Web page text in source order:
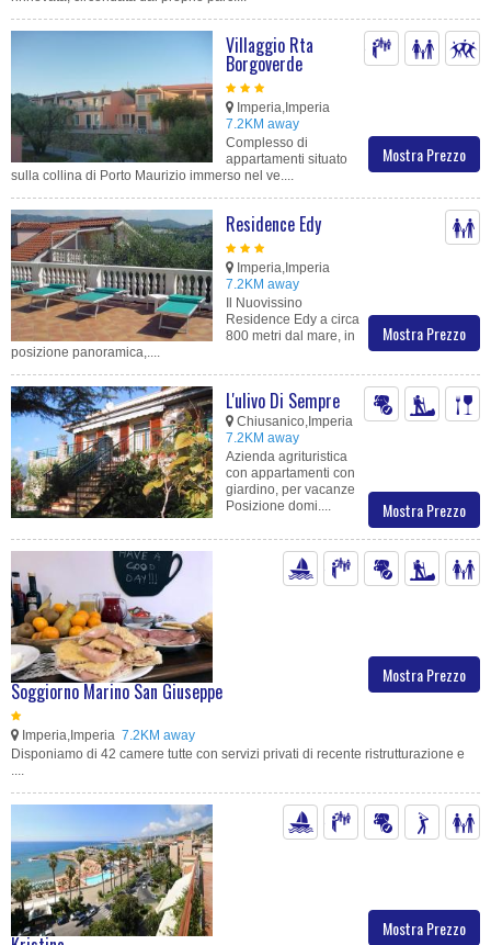
Mostra Prezzo
Villaggio Rta
Borgoverde
Imperia,Imperia
7.2KM away
Complesso di
appartamenti situato
sulla collina di Porto Maurizio immerso nel ve....
Mostra Prezzo
Residence Edy
Imperia,Imperia
7.2KM away
Il Nuovissino
Residence Edy a circa
800 metri dal mare, in
posizione panoramica,....
Mostra Prezzo
L'ulivo Di Sempre
Chiusanico,Imperia
7.2KM away
Azienda agrituristica
con appartamenti con
giardino, per vacanze
Posizione domi....
Mostra Prezzo
Soggiorno Marino San Giuseppe
Imperia,Imperia 7.2KM away
Disponiamo di 42 camere tutte con servizi privati di recente ristrutturazione e
....
Mostra Prezzo